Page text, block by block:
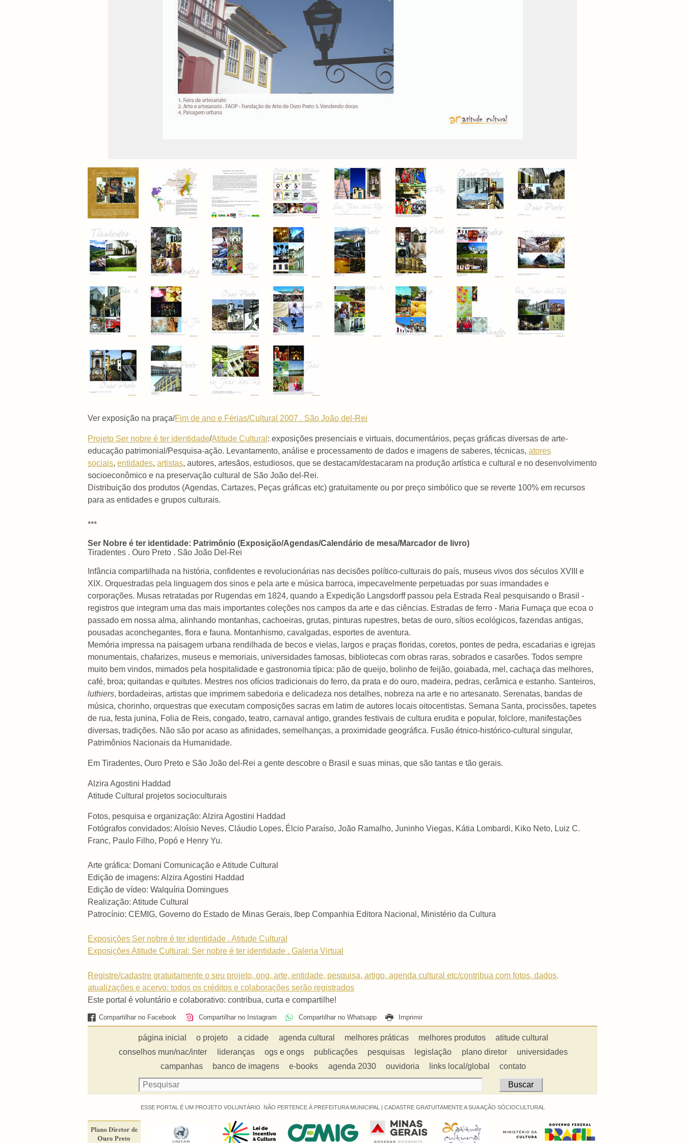
Ver exposição na praça/Fim de ano e Férias/Cultural 2007 . São João del-Rei
Projeto Ser nobre é ter identidade/Atitude Cultural : exposições presenciais e virtuais, documentários, peças gráficas diversas de arte-
educação patrimonial/Pesquisa-ação. Levantamento, análise e processamento de dados e imagens de saberes, técnicas, atores
sociais, entidades, artistas, autores, artesãos, estudiosos, que se destacam/destacaram na produção artística e cultural e no desenvolvimento
socioeconômico e na preservação cultural de São João del-Rei.
Distribuição dos produtos (Agendas, Cartazes, Peças gráficas etc) gratuitamente ou por preço simbólico que se reverte 100% em recursos
para as entidades e grupos culturais.
***
Ser Nobre é ter identidade: Patrimônio (Exposição/Agendas/Calendário de mesa/Marcador de livro)
Tiradentes . Ouro Preto . São João Del-Rei
Infância compartilhada na história, confidentes e revolucionárias nas decisões político-culturais do país, museus vivos dos séculos XVIII e
XIX. Orquestradas pela linguagem dos sinos e pela arte e música barroca, impecavelmente perpetuadas por suas irmandades e
corporações. Musas retratadas por Rugendas em 1824, quando a Expedição Langsdorff passou pela Estrada Real pesquisando o Brasil -
registros que integram uma das mais importantes coleções nos campos da arte e das ciências. Estradas de ferro - Maria Fumaça que ecoa o
passado em nossa alma, alinhando montanhas, cachoeiras, grutas, pinturas rupestres, betas de ouro, sítios ecológicos, fazendas antigas,
pousadas aconchegantes, flora e fauna. Montanhismo, cavalgadas, esportes de aventura.
Memória impressa na paisagem urbana rendilhada de becos e vielas, largos e praças floridas, coretos, pontes de pedra, escadarias e igrejas
monumentais, chafarizes, museus e memoriais, universidades famosas, bibliotecas com obras raras, sobrados e casarões. Todos sempre
muito bem vindos, mimados pela hospitalidade e gastronomia típica: pão de queijo, bolinho de feijão, goiabada, mel, cachaça das melhores,
café, broa; quitandas e quitutes. Mestres nos ofícios tradicionais do ferro, da prata e do ouro, madeira, pedras, cerâmica e estanho. Santeiros,
luthiers, bordadeiras, artistas que imprimem sabedoria e delicadeza nos detalhes, nobreza na arte e no artesanato. Serenatas, bandas de
música, chorinho, orquestras que executam composições sacras em latim de autores locais oitocentistas. Semana Santa, procissões, tapetes
de rua, festa junina, Folia de Reis, congado, teatro, carnaval antigo, grandes festivais de cultura erudita e popular, folclore, manifestações
diversas, tradições. Não são por acaso as afinidades, semelhanças, a proximidade geográfica. Fusão étnico-histórico-cultural singular,
Patrimônios Nacionais da Humanidade.
Em Tiradentes, Ouro Preto e São João del-Rei a gente descobre o Brasil e suas minas, que são tantas e tão gerais.
Alzira Agostini Haddad
Atitude Cultural projetos socioculturais
Fotos, pesquisa e organização: Alzira Agostini Haddad
Fotógrafos convidados: Aloísio Neves, Cláudio Lopes, Élcio Paraíso, João Ramalho, Juninho Viegas, Kátia Lombardi, Kiko Neto, Luiz C.
Franc, Paulo Filho, Popó e Henry Yu.
Arte gráfica: Domani Comunicação e Atitude Cultural
Edição de imagens: Alzira Agostini Haddad
Edição de vídeo: Walquíria Domingues
Realização: Atitude Cultural
Patrocínio: CEMIG, Governo do Estado de Minas Gerais, Ibep Companhia Editora Nacional, Ministério da Cultura
Exposições Ser nobre é ter identidade . Atitude Cultural
Exposições Atitude Cultural: Ser nobre é ter identidade . Galeria Virtual
Registre/cadastre gratuitamente o seu projeto, ong, arte, entidade, pesquisa, artigo, agenda cultural etc/contribua com fotos, dados,
atualizações e acervo: todos os créditos e colaborações serão registrados
Este portal é voluntário e colaborativo: contribua, curta e compartilhe!
Compartilhar no Facebook Compartilhar no Instagram Compartilhar no Whatsapp Imprimir
página inicial o projeto a cidade agenda cultural melhores práticas melhores produtos
atitude cultural
conselhos mun/nac/inter
lideranças ogs e ongs publicações pesquisas legislação plano diretor
universidades
campanhas
banco de imagens e-books agenda 2030 ouvidoria links local/global contato
ESSE PORTAL É UM PROJETO VOLUNTÁRIO. NÃO PERTENCE À PREFEITURA MUNICIPAL | CADASTRE GRATUITAMENTE A SUA AÇÃO SÓCIOCULTURAL